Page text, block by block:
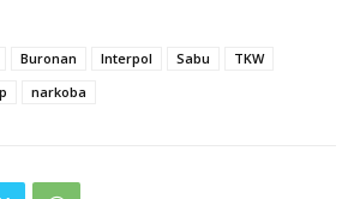
Buronan Interpol Sabu
TKW
narkoba